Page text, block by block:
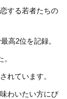
する若者たちの
高2位を記録。
れています。
わいたい方にぴ